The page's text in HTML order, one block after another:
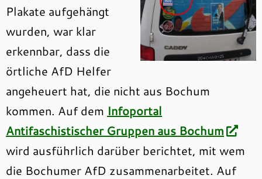
Plakate aufgehängt
wurden, war klar
erkennbar, dass die
örtliche AfD Helfer
angeheuert hat, die nicht aus Bochum
kommen. Auf dem Infoportal
Antifaschistischer Gruppen aus Bochum
wird ausführlich darüber berichtet, mit wem
die Bochumer AfD zusammenarbeitet. Auf